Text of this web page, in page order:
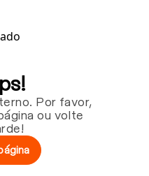
Por favor,
ou volte